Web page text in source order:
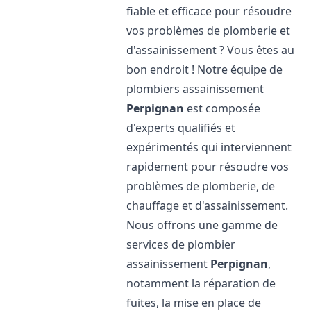
fiable et efficace pour résoudre
vos problèmes de plomberie et
d'assainissement ? Vous êtes au
bon endroit ! Notre équipe de
plombiers assainissement
Perpignan est composée
d'experts qualifiés et
expérimentés qui interviennent
rapidement pour résoudre vos
problèmes de plomberie, de
chauffage et d'assainissement.
Nous offrons une gamme de
services de plombier
assainissement Perpignan,
notamment la réparation de
fuites, la mise en place de